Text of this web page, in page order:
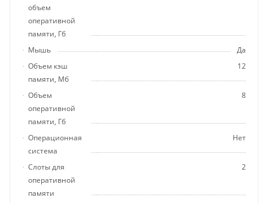
объем
оперативной
памяти, Гб
Мышь
Да
Объем кэш
памяти, Мб
12
Объем
оперативной
памяти, Гб
8
Операционная
система
Нет
Слоты для
оперативной
памяти
2